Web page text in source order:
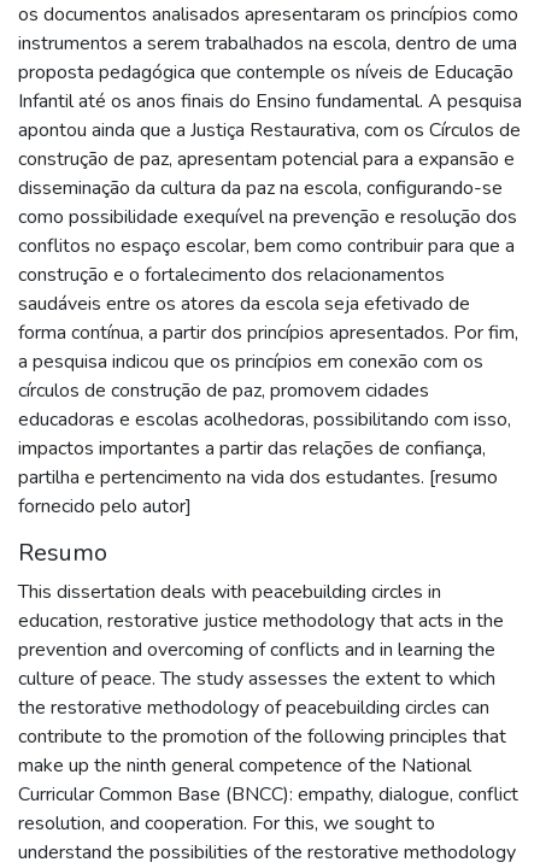
os documentos analisados apresentaram os princípios como
instrumentos a serem trabalhados na escola, dentro de uma
proposta pedagógica que contemple os níveis de Educação
Infantil até os anos finais do Ensino fundamental. A pesquisa
apontou ainda que a Justiça Restaurativa, com os Círculos de
construção de paz, apresentam potencial para a expansão e
disseminação da cultura da paz na escola, configurando-se
como possibilidade exequível na prevenção e resolução dos
conflitos no espaço escolar, bem como contribuir para que a
construção e o fortalecimento dos relacionamentos
saudáveis entre os atores da escola seja efetivado de
forma contínua, a partir dos princípios apresentados. Por fim,
a pesquisa indicou que os princípios em conexão com os
círculos de construção de paz, promovem cidades
educadoras e escolas acolhedoras, possibilitando com isso,
impactos importantes a partir das relações de confiança,
partilha e pertencimento na vida dos estudantes. [resumo
fornecido pelo autor]
Resumo
This dissertation deals with peacebuilding circles in
education, restorative justice methodology that acts in the
prevention and overcoming of conflicts and in learning the
culture of peace. The study assesses the extent to which
the restorative methodology of peacebuilding circles can
contribute to the promotion of the following principles that
make up the ninth general competence of the National
Curricular Common Base (BNCC): empathy, dialogue, conflict
resolution, and cooperation. For this, we sought to
understand the possibilities of the restorative methodology